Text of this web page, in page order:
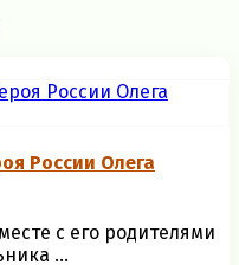
России Олега
с его родителями
...